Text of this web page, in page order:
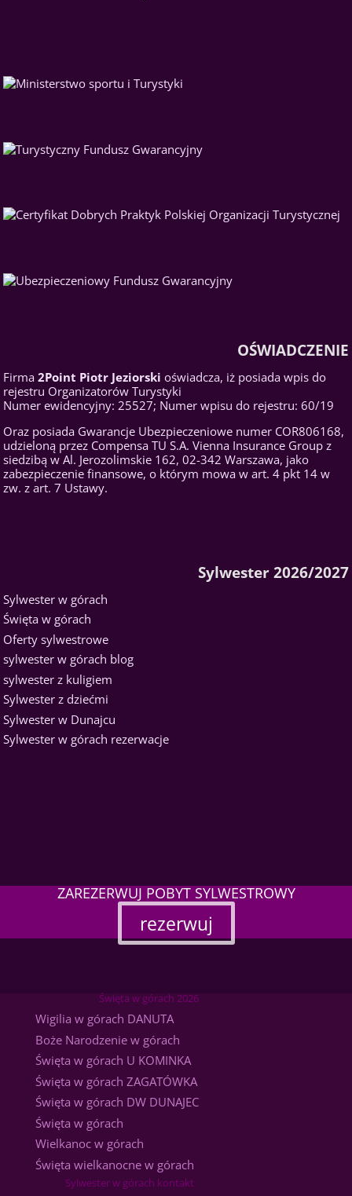
OŚWIADCZENIE
Firma2Point Piotr Jeziorski oświadcza, iż posiada wpis do
rejestru Organizatorów Turystyki
Numer ewidencyjny: 25527; Numer wpisu do rejestru: 60/19
Oraz posiada Gwarancje Ubezpieczeniowe numer COR806168,
udzieloną przez Compensa TU S.A. Vienna Insurance Group z
siedzibą w Al. Jerozolimskie 162, 02-342 Warszawa, jako
zabezpieczenie finansowe, o którym mowa w art. 4 pkt 14 w
zw. z art. 7 Ustawy.
Sylwester 2026/2027
Sylwester w górach
Święta w górach
Oferty sylwestrowe
sylwester w górach blog
sylwester z kuligiem
Sylwester z dziećmi
Sylwester w Dunajcu
Sylwester w górach rezerwacje
ZAREZERWUJ POBYT SYLWESTROWY
rezerwuj
Święta w górach 2026
Wigilia w górach DANUTA
Boże Narodzenie w górach
Święta w górach U KOMINKA
Święta w górach ZAGATÓWKA
Święta w górach DW DUNAJEC
Święta w górach
Wielkanoc w górach
Święta wielkanocne w górach
Sylwester w górach kontakt